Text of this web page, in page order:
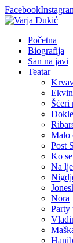
Facebook
Početna
Biografija
San na javi
Teatar
Šćeri
Malo
Post
Ko
Na
Nora
Party